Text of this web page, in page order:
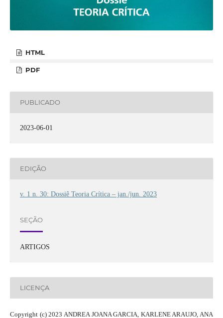
HTML
PDF
PUBLICADO
2023-06-01
EDIÇÃO
v. 1 n. 30: Dossiê Teoria Crítica – jan./jun. 2023
SEÇÃO
ARTIGOS
LICENÇA
Copyright (c) 2023 ANDREA JOANA GARCIA, KARLENE ARAUJO, ANA